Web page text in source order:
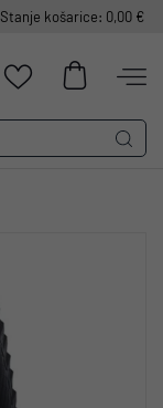
Stanje košarice: 0,00 €